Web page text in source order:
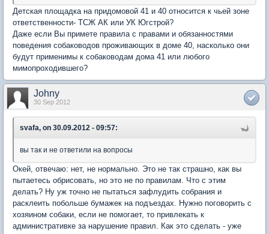
Детская площадка на придомовой 41 и 40 относится к чьей зоне
ответственности- ТСЖ АК или УК Югстрой?
Даже если Вы примете правила с правами и обязанностями
поведения собаководов проживающих в доме 40, насколько они
будут применимы к собаководам дома 41 или любого
мимопроходившего?
Johny
30 Sep 2012
svafa, on 30.09.2012 - 09:57:
вы так и не ответили на вопросы
Окей, отвечаю: нет, не нормально. Это не так страшно, как вы
пытаетесь обрисовать, но это не по правилам. Что с этим
делать? Ну уж точно не пытаться зафлудить собрания и
расклеить побольше бумажек на подъездах. Нужно поговорить с
хозяином собаки, если не помогает, то привлекать к
административке за нарушение правил. Как это сделать - уже